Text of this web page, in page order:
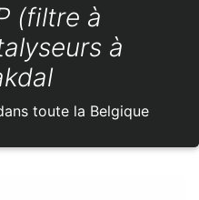
(filtre à
à
toute la Belgique